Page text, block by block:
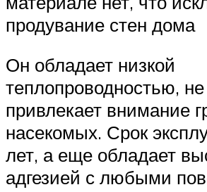
продувание стен дома
Он обладает низкой
теплопроводностью, не
привлекает внимание
насекомых. Срок
лет, а еще обладает
адгезией с любыми